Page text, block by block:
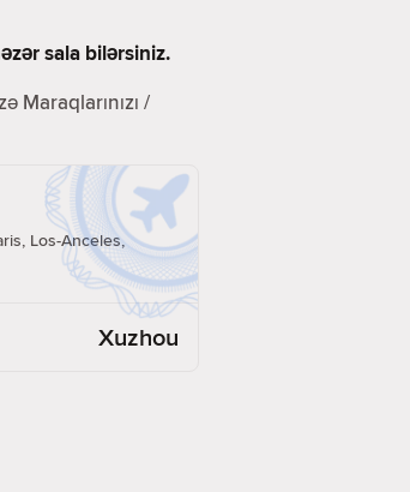
sala bilərsiniz.
Maraqlarınızı /
Los-Anceles,
Xuzhou